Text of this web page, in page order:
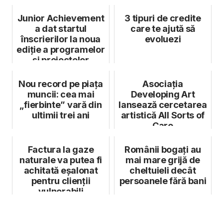
Junior Achievement
a dat startul
înscrierilor la noua
ediție a programelor
și proiectelor
3 tipuri de credite
care te ajută să
evoluezi
Nou record pe piața
muncii: cea mai
„fierbinte” vară din
ultimii trei ani
Asociația
Developing Art
lansează cercetarea
artistică All Sorts of
Care
Factura la gaze
naturale va putea fi
achitată eșalonat
pentru clienții
vulnerabili
Românii bogați au
mai mare grijă de
cheltuieli decât
persoanele fără bani